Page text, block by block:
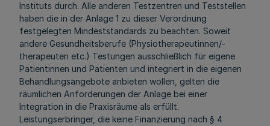
Instituts durch. Alle anderen Testzentren und Teststellen
haben die in der Anlage 1 zu dieser Verordnung
festgelegten Mindeststandards zu beachten. Soweit
andere Gesundheitsberufe (Physiotherapeutinnen/-
therapeuten etc.) Testungen ausschließlich für eigene
Patientinnen und Patienten und integriert in die eigenen
Behandlungsangebote anbieten wollen, gelten die
räumlichen Anforderungen der Anlage bei einer
Integration in die Praxisräume als erfüllt.
Leistungserbringer, die keine Finanzierung nach § 4